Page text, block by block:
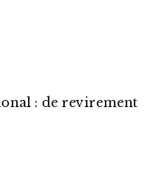
: de revirement